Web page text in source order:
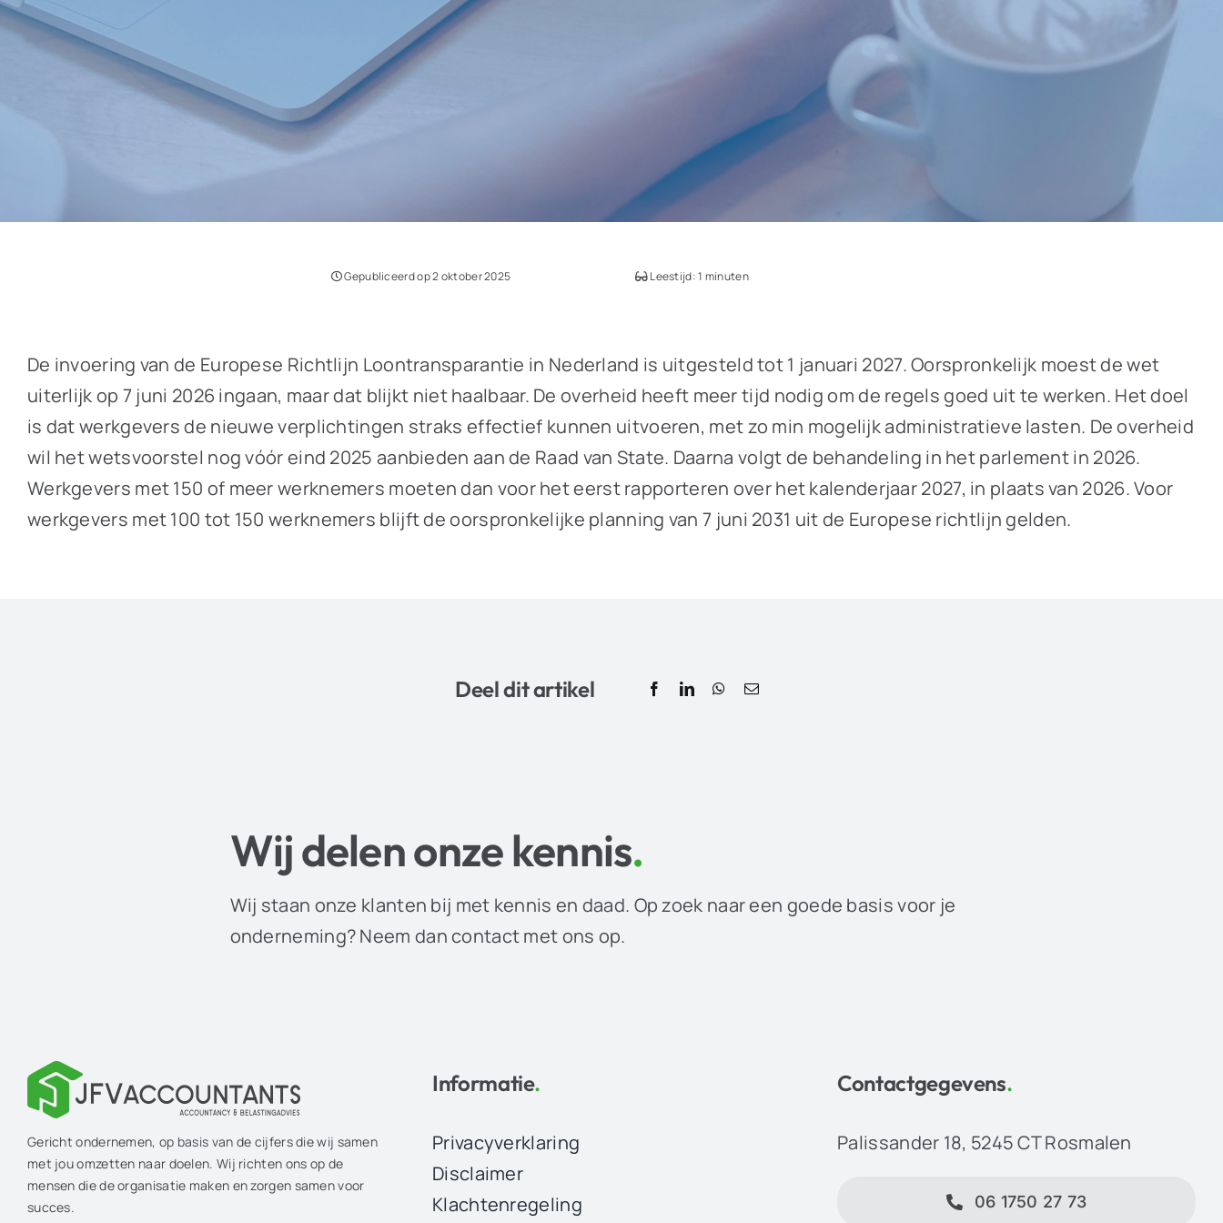
Gepubliceerd op 2 oktober 2025 Leestijd: 1 minuten
De invoering van de Europese Richtlijn Loontransparantie in Nederland is uitgesteld tot 1 januari 2027. Oorspronkelijk moest de wet
uiterlijk op 7 juni 2026 ingaan, maar dat blijkt niet haalbaar. De overheid heeft meer tijd nodig om de regels goed uit te werken. Het doel
is dat werkgevers de nieuwe verplichtingen straks effectief kunnen uitvoeren, met zo min mogelijk administratieve lasten. De overheid
wil het wetsvoorstel nog vóór eind 2025 aanbieden aan de Raad van State. Daarna volgt de behandeling in het parlement in 2026.
Werkgevers met 150 of meer werknemers moeten dan voor het eerst rapporteren over het kalenderjaar 2027, in plaats van 2026. Voor
werkgevers met 100 tot 150 werknemers blijft de oorspronkelijke planning van 7 juni 2031 uit de Europese richtlijn gelden.
Deel dit artikel
Wij delen onze kennis.
Wij staan onze klanten bij met kennis en daad. Op zoek naar een goede basis voor je
onderneming? Neem dan contact met ons op.
Gericht ondernemen, op basis van de cijfers die wij samen
met jou omzetten naar doelen. Wij richten ons op de
mensen die de organisatie maken en zorgen samen voor
succes.
Informatie.
Privacyverklaring
Disclaimer
Klachtenregeling
Contactgegevens.
Palissander 18, 5245 CT Rosmalen
06 1750 27 73